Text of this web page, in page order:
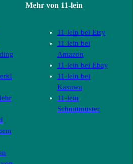
Mehr von 11-lein
11-lein bei Etsy
11-lein bei
Amazon
11-lein bei Ebay
11-lein bei
Kasuwa
11-lein
Schnittmuster